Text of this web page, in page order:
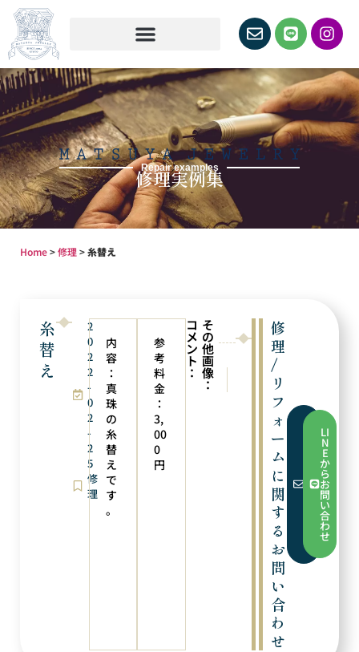
Repair examples
修理実例集
Home>修理>糸替え
糸
替
え
2
0
2
2
-
0
2
-
2
5
修
理
内
容
：
真
珠
の
糸
替
え
で
す
。
参
考
料
金
：
3,
00
0
円
コ
メ
ン
ト
：
そ
の
他
画
像
： サイズ直し
修
理
/
リ
フ
ォ
ー
ム
に
関
す
る
お
問
い
合
わ
せ
フ
ら
お
せ
LI
N
E
か
ら
お
問
い
合
わ
せ